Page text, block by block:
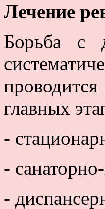
Лечение
Борьба с
главных
-
-
-